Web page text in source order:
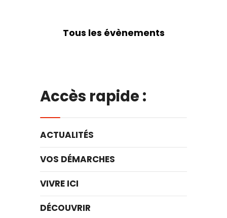
Tous les évènements
Accès rapide :
ACTUALITÉS
VOS DÉMARCHES
VIVRE ICI
DÉCOUVRIR